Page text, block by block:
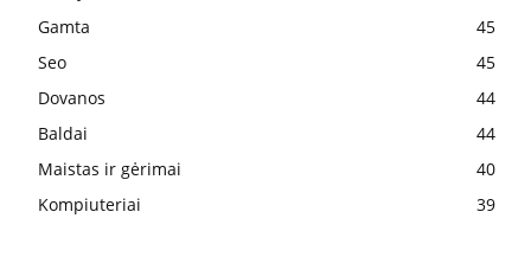
Gamta
45
Seo
45
Dovanos
44
Baldai
44
Maistas ir gėrimai
40
Kompiuteriai
39